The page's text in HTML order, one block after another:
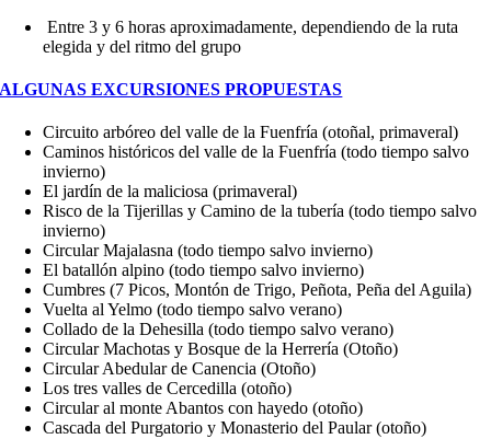
Entre 3 y 6 horas aproximadamente, dependiendo de la ruta
elegida y del ritmo del grupo
ALGUNAS EXCURSIONES PROPUESTAS
Circuito arbóreo del valle de la Fuenfría (otoñal, primaveral)
Caminos históricos del valle de la Fuenfría (todo tiempo salvo
invierno)
El jardín de la maliciosa (primaveral)
Risco de la Tijerillas y Camino de la tubería (todo tiempo salvo
invierno)
Circular Majalasna (todo tiempo salvo invierno)
El batallón alpino (todo tiempo salvo invierno)
Cumbres (7 Picos, Montón de Trigo, Peñota, Peña del Aguila)
Vuelta al Yelmo (todo tiempo salvo verano)
Collado de la Dehesilla (todo tiempo salvo verano)
Circular Machotas y Bosque de la Herrería (Otoño)
Circular Abedular de Canencia (Otoño)
Los tres valles de Cercedilla (otoño)
Circular al monte Abantos con hayedo (otoño)
Cascada del Purgatorio y Monasterio del Paular (otoño)